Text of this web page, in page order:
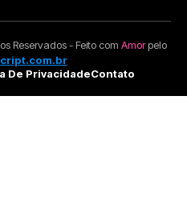
Reservados - Feito com Amorpelo
De PrivacidadeContato